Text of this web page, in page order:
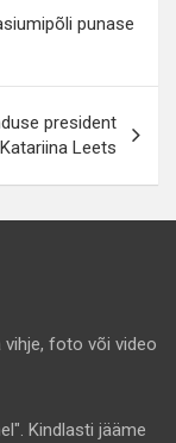
punase
president
Katariina Leets
vihje, foto või video
Kindlasti jääme